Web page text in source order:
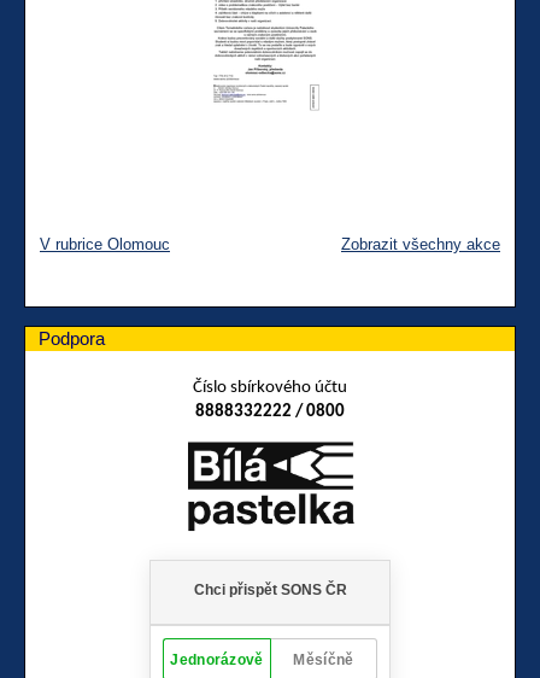
V rubrice Olomouc Zobrazit všechny akce
Podpora
Číslo sbírkového účtu
8888332222 / 0800